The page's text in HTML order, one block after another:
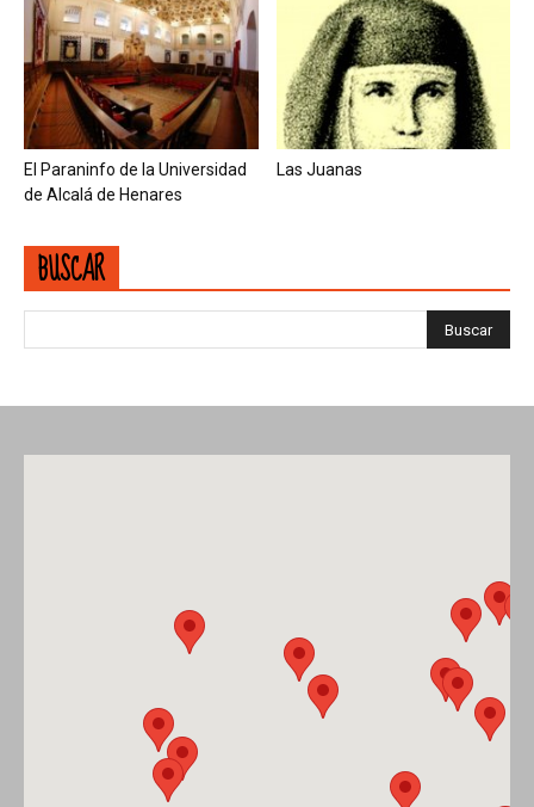
El Paraninfo de la Universidad
de Alcalá de Henares
Las Juanas
BUSCAR